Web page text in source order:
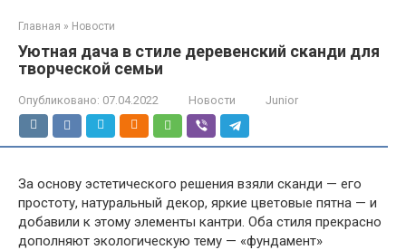
Главная » Новости
Уютная дача в стиле деревенский сканди для
творческой семьи
Опубликовано: 07.04.2022 Новости Junior
За основу эстетического решения взяли сканди — его
простоту, натуральный декор, яркие цветовые пятна — и
добавили к этому элементы кантри. Оба стиля прекрасно
дополняют экологическую тему — «фундамент»